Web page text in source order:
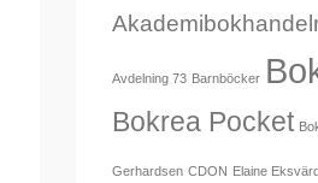
Avdelning 73 Barnböcker
Bokrea Pocket
Gerhardsen CDON Elaine